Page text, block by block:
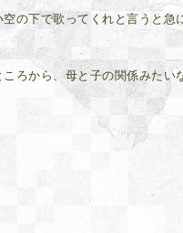
空の下で歌ってくれと言うと
ろから、母と子の関係みた